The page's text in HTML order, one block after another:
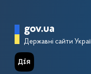
Головна
gov.ua
Державні сайти